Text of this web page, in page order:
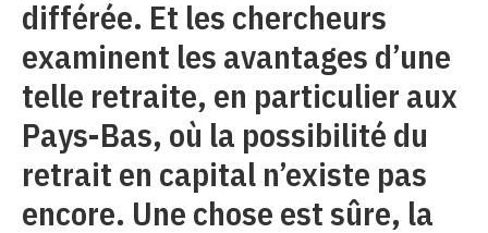
différée. Et les chercheurs
examinent les avantages d’une
telle retraite, en particulier aux
Pays-Bas, où la possibilité du
retrait en capital n’existe pas
encore. Une chose est sûre, la